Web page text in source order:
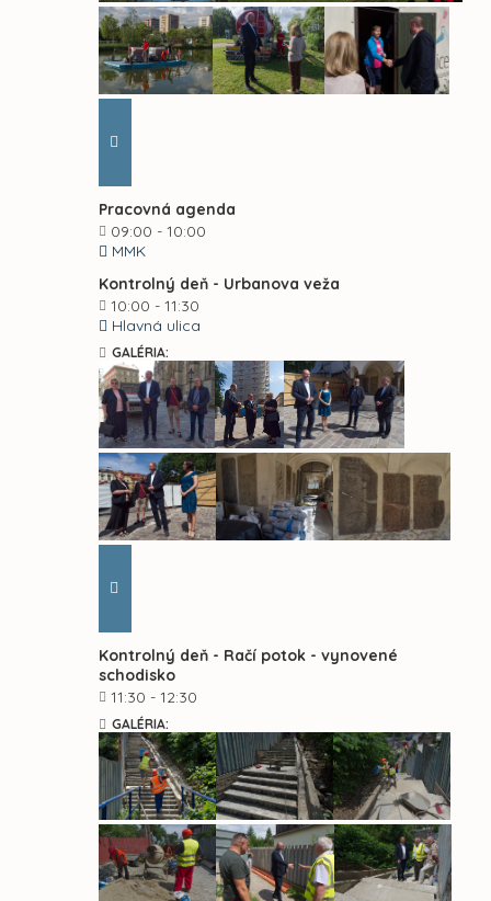
Pracovná agenda
09:00 - 10:00
MMK
Kontrolný deň - Urbanova veža
10:00 - 11:30
Hlavná ulica
GALÉRIA:
Kontrolný deň - Račí potok - vynovené
schodisko
11:30 - 12:30
GALÉRIA: